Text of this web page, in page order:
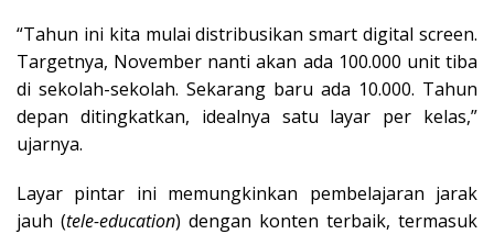
“Tahun ini kita mulai distribusikan smart digital screen.
Targetnya, November nanti akan ada 100.000 unit tiba
di sekolah-sekolah. Sekarang baru ada 10.000. Tahun
depan ditingkatkan, idealnya satu layar per kelas,”
ujarnya.
Layar pintar ini memungkinkan pembelajaran jarak
jauh (tele-education) dengan konten terbaik, termasuk